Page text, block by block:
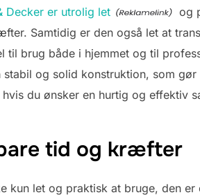
Decker er utrolig let
og
Samtidig er den også let at
til brug både i hjemmet og til
og solid konstruktion, som
du ønsker en hurtig og effektiv
tid og kræfter
kun let og praktisk at bruge, den